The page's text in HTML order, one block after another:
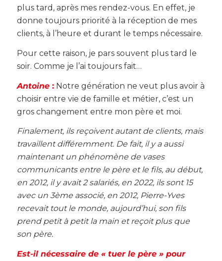
plus tard, après mes rendez-vous. En effet, je
donne toujours priorité à la réception de mes
clients, à l’heure et durant le temps nécessaire.
Pour cette raison, je pars souvent plus tard le
soir. Comme je l’ai toujours fait…
Antoine:Notre génération ne veut plus avoir à
choisir entre vie de famille et métier, c’est un
gros changement entre mon père et moi.
Finalement, ils reçoivent autant de clients, mais
travaillent différemment. De fait, il y a aussi
maintenant un phénomène de vases
communicants entre le père et le fils, au début,
en 2012, il y avait 2 salariés, en 2022, ils sont 15
avec un 3ème associé, en 2012, Pierre-Yves
recevait tout le monde, aujourd’hui, son fils
prend petit à petit la main et reçoit plus que
son père.
Est-il nécessaire de « tuer le père » pour